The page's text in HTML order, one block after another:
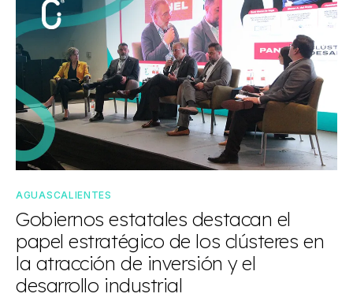
AGUASCALIENTES
Gobiernos estatales destacan el
papel estratégico de los clústeres en
la atracción de inversión y el
desarrollo industrial